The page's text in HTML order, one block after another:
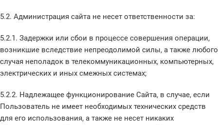
5.2. Администрация сайта не несет ответственности за:
5.2.1. Задержки или сбои в процессе совершения операции,
возникшие вследствие непреодолимой силы, а также любого
случая неполадок в телекоммуникационных, компьютерных,
электрических и иных смежных системах;
5.2.2. Надлежащее функционирование Сайта, в случае, если
Пользователь не имеет необходимых технических средств
для его использования, а также не несет никаких